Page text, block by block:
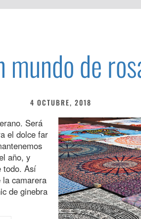
mundo de
4 OCTUBRE, 2018
Será
el dolce far
año, y
todo. Así
camarera
de ginebra